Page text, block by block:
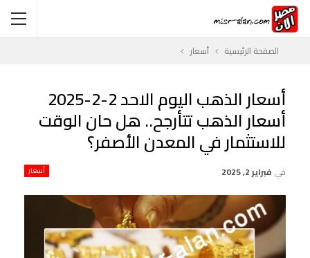
الصفحة الرئيسية أسعار
أسعار الذهب اليوم الاحد 2-2-2025
أسعار الذهب تتأرجح.. هل حان الوقت
للاستثمار في المعدن الأصفر؟
أسعار في فبراير 2, 2025